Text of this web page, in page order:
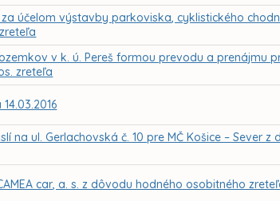
účelom výstavby parkoviska, cyklistického
v k. ú. Pereš formou prevodu a prenájmu
zreteľa
na ul. Gerlachovská č. 10 pre MČ Košice – Sever z
car, a. s. z dôvodu hodného osobitného